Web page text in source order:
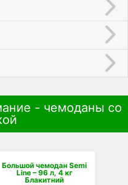
- чемоданы со
Большой чемодан Semi
Line – 96 л, 4 кг
Блакитний